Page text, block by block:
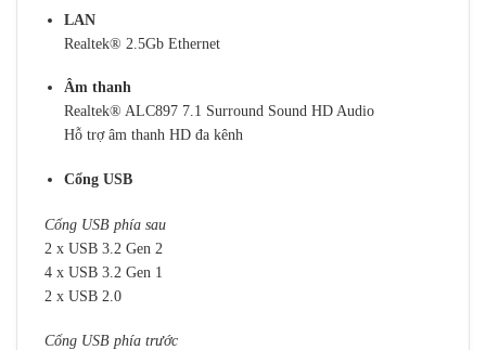
LAN
Realtek® 2.5Gb Ethernet
Âm thanh
Realtek® ALC897 7.1 Surround Sound HD Audio
Hỗ trợ âm thanh HD đa kênh
Cổng USB
Cổng USB phía sau
2 x USB 3.2 Gen 2
4 x USB 3.2 Gen 1
2 x USB 2.0
Cổng USB phía trước